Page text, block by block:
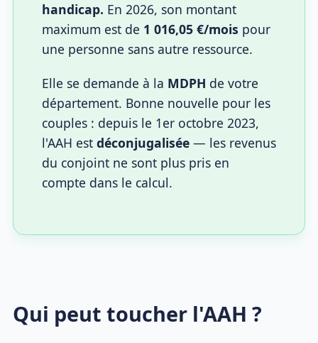
handicap. En 2026, son montant
maximum est de 1 016,05 €/mois pour
une personne sans autre ressource.
Elle se demande à la MDPH de votre
département. Bonne nouvelle pour les
couples : depuis le 1er octobre 2023,
l'AAH est déconjugalisée — les revenus
du conjoint ne sont plus pris en
compte dans le calcul.
Qui peut toucher l'AAH ?